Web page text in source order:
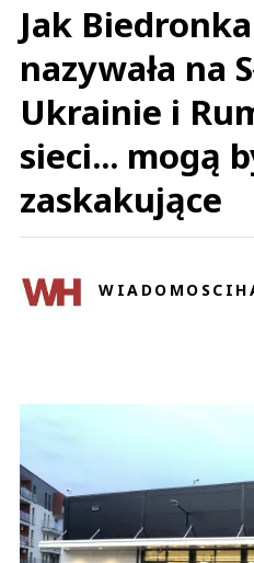
Jak
nazywała na
Ukrainie i
sieci... mogą
zaskakujące